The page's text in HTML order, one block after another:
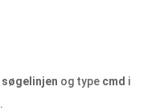
søgelinjen og type cmd i
.